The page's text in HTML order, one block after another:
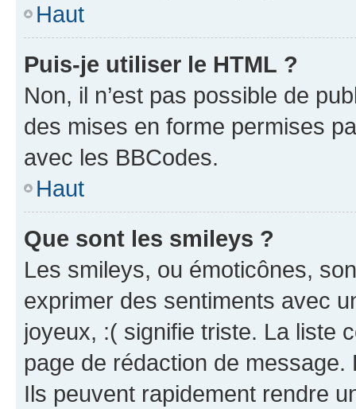
Haut
Puis-je utiliser le HTML ?
Non, il n’est pas possible de
des mises en forme permises
avec les BBCodes.
Haut
Que sont les smileys ?
Les smileys, ou émoticônes,
exprimer des sentiments avec
joyeux, :( signifie triste. La liste
page de rédaction de
Ils peuvent rapidement rendre